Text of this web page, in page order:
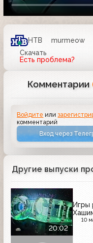
НТВ murmeow
Скачать
Есть проблема?
Комментарии
Войдите или
комментарий
Вход через
Другие выпуски
20:02
Игры
10